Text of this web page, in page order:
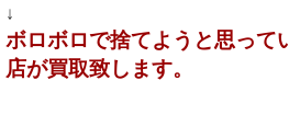
↓
ボロボロで捨てようと思って
店が買取致します。